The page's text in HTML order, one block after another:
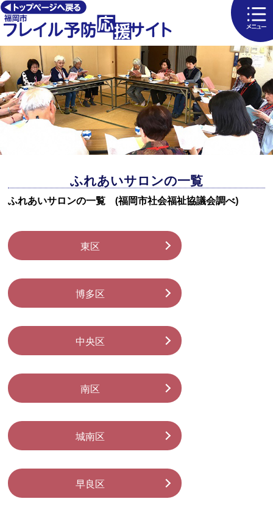
ふれあいサロンの一覧
ふれあいサロンの一覧 (福岡市社会福祉協議会調べ)
東区
博多区
中央区
南区
城南区
早良区